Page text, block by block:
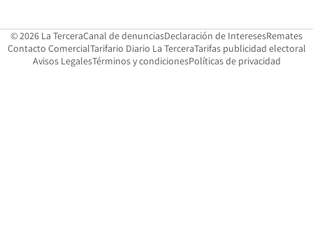
© 2026 La TerceraCanal de denunciasOpens in new window
Declaración de InteresesOpens in
Remates
Contacto ComercialOpens in new window
Tarifario Diario La TerceraOpens in new window
Tarifas publicidad electoral
Avisos LegalesOpens in new window
Términos y condicionesPolíticas de privacidad